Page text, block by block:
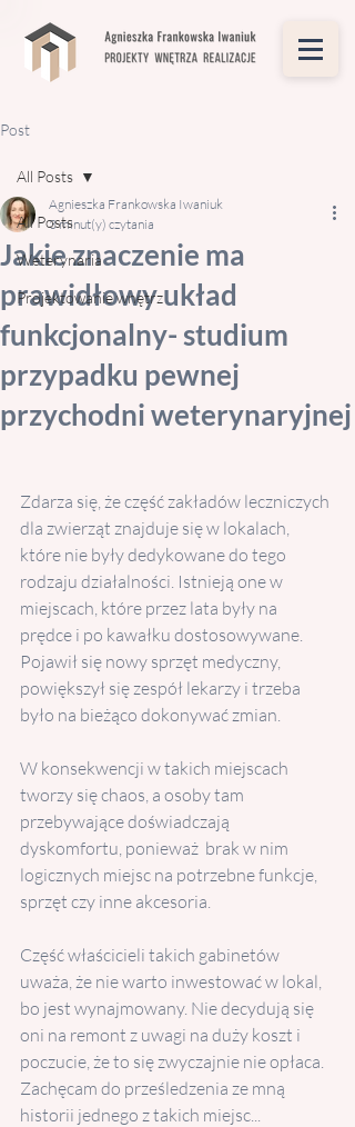
Post
All Posts
Weterynaria
Projektowanie wnętrz
All Posts
Jakie znaczenie ma
prawidłowy układ
funkcjonalny- studium
przypadku pewnej
przychodni weterynaryjnej
Agnieszka Frankowska Iwaniuk
3 minut(y) czytania
Zdarza się, że część zakładów leczniczych
dla zwierząt znajduje się w lokalach,
które nie były dedykowane do tego
rodzaju działalności. Istnieją one w
miejscach, które przez lata były na
prędce i po kawałku dostosowywane.
Pojawił się nowy sprzęt medyczny,
powiększył się zespół lekarzy i trzeba
było na bieżąco dokonywać zmian.
W konsekwencji w takich miejscach
tworzy się chaos, a osoby tam
przebywające doświadczają
dyskomfortu, ponieważ  brak w nim
logicznych miejsc na potrzebne funkcje,
sprzęt czy inne akcesoria.
Część właścicieli takich gabinetów
uważa, że nie warto inwestować w lokal,
bo jest wynajmowany. Nie decydują się
oni na remont z uwagi na duży koszt i
poczucie, że to się zwyczajnie nie opłaca.
Zachęcam do prześledzenia ze mną
historii jednego z takich miejsc...